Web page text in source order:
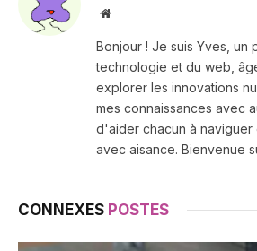
Site
Bonjour ! Je suis Yves, un
technologie et du web,
explorer les innovations
mes connaissances avec
d'aider chacun à naviguer
avec aisance. Bienvenue
CONNEXES POSTES